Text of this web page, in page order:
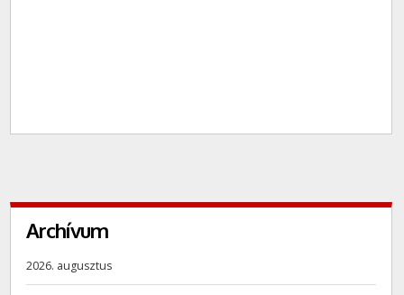
Archívum
2026. augusztus